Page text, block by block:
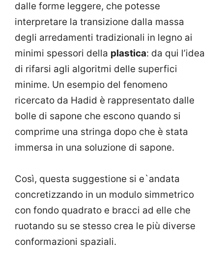
dalle forme leggere, che potesse
interpretare la transizione dalla massa
degli arredamenti tradizionali in legno ai
minimi spessori della plastica: da qui l’idea
di rifarsi agli algoritmi delle superfici
minime. Un esempio del fenomeno
ricercato da Hadid è rappresentato dalle
bolle di sapone che escono quando si
comprime una stringa dopo che è stata
immersa in una soluzione di sapone.
Così, questa suggestione si e`andata
concretizzando in un modulo simmetrico
con fondo quadrato e bracci ad elle che
ruotando su se stesso crea le più diverse
conformazioni spaziali.